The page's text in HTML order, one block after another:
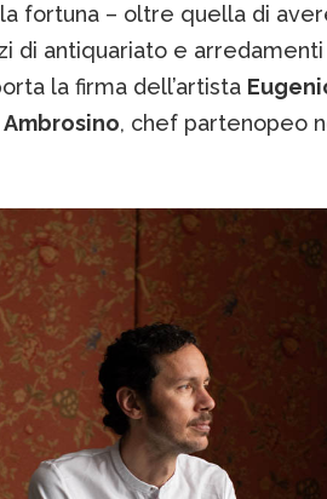
la fortuna – oltre quella di
di antiquariato e
la firma dell’artista
, chef partenopeo